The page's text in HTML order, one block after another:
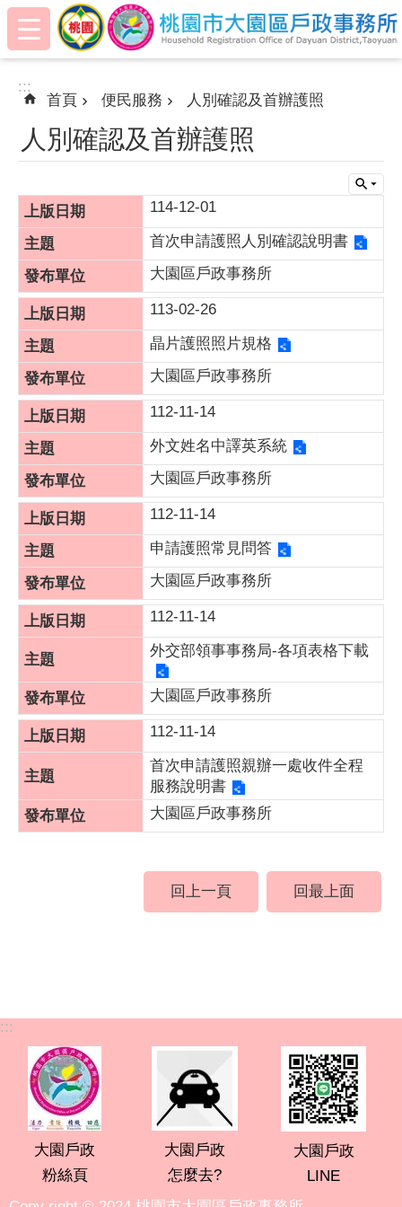
跳到主要內容區塊
:::
:::
首頁 便民服務 人別確認及首辦護照
人別確認及首辦護照
114-12-01
首次申請護照人別確認說明書
大園區戶政事務所
113-02-26
晶片護照照片規格
大園區戶政事務所
112-11-14
外文姓名中譯英系統
大園區戶政事務所
112-11-14
申請護照常見問答
大園區戶政事務所
112-11-14
外交部領事事務局-各項表格下載
大園區戶政事務所
112-11-14
首次申請護照親辦一處收件全程
服務說明書
大園區戶政事務所
回上一頁 回最上面
:::
大園戶政
粉絲頁
大園戶政
怎麼去?
大園戶政
LINE